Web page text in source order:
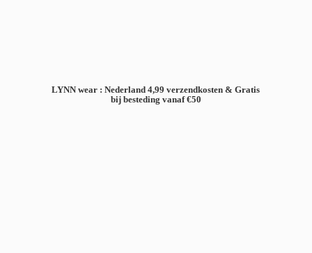
LYNN wear : Nederland 4,99 verzendkosten & Gratis
bij besteding vanaf €50